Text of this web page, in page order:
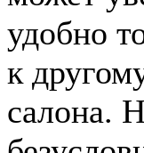
удобно
к
салона.